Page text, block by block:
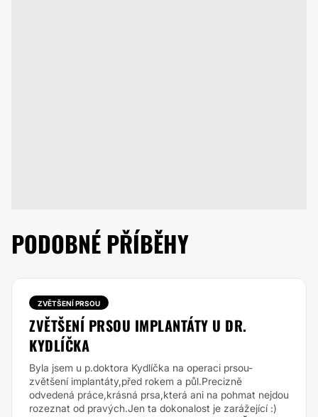
PODOBNÉ PŘÍBĚHY
ZVĚTŠENÍ PRSOU
ZVĚTŠENÍ PRSOU IMPLANTÁTY U DR.
KYDLÍČKA
Byla jsem u p.doktora Kydlíčka na operaci prsou-
zvětšení implantáty,před rokem a půl.Precizně
odvedená práce,krásná prsa,která ani na pohmat nejdou
rozeznat od pravých.Jen ta dokonalost je zarážející :)